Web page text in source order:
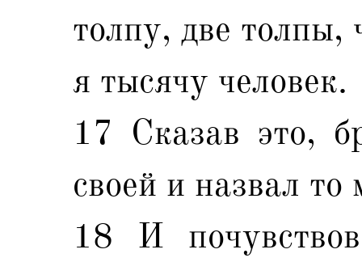
толпу, две толпы,
я тысячу человек.
17 Сказав это,
своей и назвал
18 И